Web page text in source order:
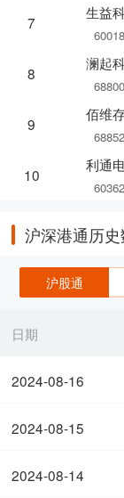
7
生益
8
澜起
9
佰维
10
利通
沪深港通历
沪股通
日期
2024-08-16
2024-08-15
2024-08-14